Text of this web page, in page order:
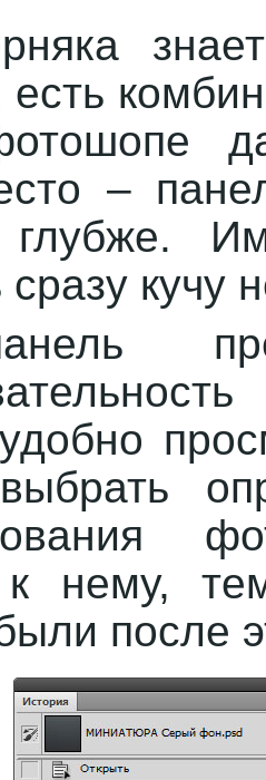
есть
–
глубже.
сразу кучу
к нему,
после